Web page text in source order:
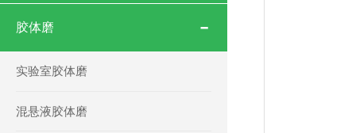
胶体磨
实验室胶体磨
混悬液胶体磨